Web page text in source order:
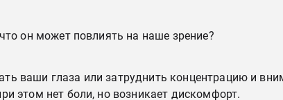
он может повлиять на наше зрение?
ваши глаза или затруднить концентрацию и
этом нет боли, но возникает дискомфорт.